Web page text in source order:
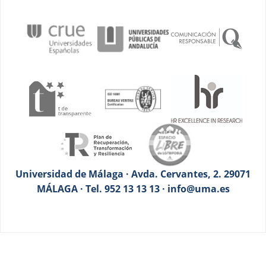
Universidad de Málaga · Avda. Cervantes, 2. 29071
MÁLAGA · Tel. 952 13 13 13 · info@uma.es